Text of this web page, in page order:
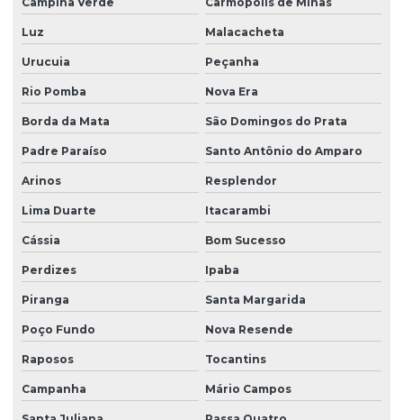
Luz Malacacheta
Urucuia Peçanha
Rio Pomba Nova Era
Borda da Mata São Domingos do Prata
Padre Paraíso Santo Antônio do Amparo
Arinos Resplendor
Lima Duarte Itacarambi
Cássia Bom Sucesso
Perdizes Ipaba
Piranga Santa Margarida
Poço Fundo Nova Resende
Raposos Tocantins
Campanha Mário Campos